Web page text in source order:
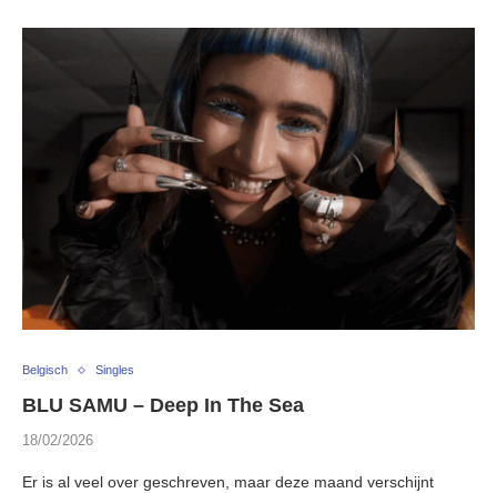
Belgisch Singles
BLU SAMU – Deep In The Sea
18/02/2026
Er is al veel over geschreven, maar deze maand verschijnt